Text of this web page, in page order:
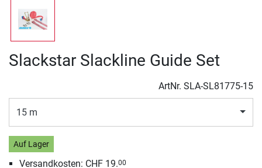
Slackstar Slackline Guide Set
ArtNr. SLA-SL81775-15
15 m
Auf Lager
Versandkosten: CHF 19.00